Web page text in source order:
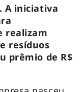
A iniciativa
realizam
resíduos
prêmio de R$